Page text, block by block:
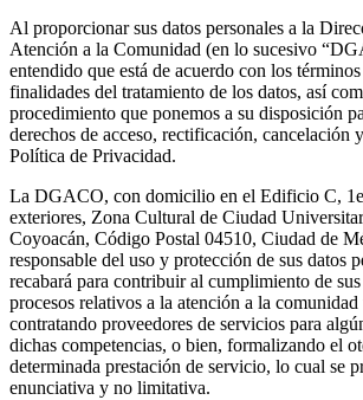
Al proporcionar sus datos personales a la
Atención a la Comunidad (en lo sucesivo
entendido que está de acuerdo con los
finalidades del tratamiento de los datos, así
procedimiento que ponemos a su disposición
derechos de acceso, rectificación, cancelación
Política de Privacidad.
La DGACO, con domicilio en el Edificio C,
exteriores, Zona Cultural de Ciudad
Coyoacán, Código Postal 04510, Ciudad de
responsable del uso y protección de sus datos
recabará para contribuir al cumplimiento de
procesos relativos a la atención a la
contratando proveedores de servicios para
dichas competencias, o bien, formalizando el
determinada prestación de servicio, lo cual se
enunciativa y no limitativa.